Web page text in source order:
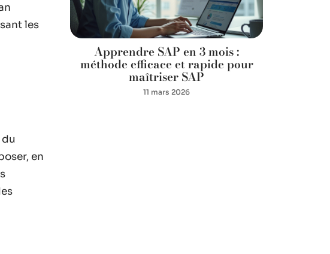
les
en
Apprendre SAP en 3 mois :
méthode efficace et rapide pour
maîtriser SAP
11 mars 2026